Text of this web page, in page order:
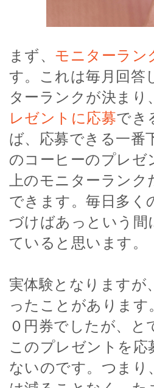
まず、 モニターラン
す。これは毎月回答
ターランクが決ま
レゼントに応募でき
ば、応募できる一番
のコーヒーのプレゼ
上のモニターラン
できます。毎日多く
づけばあっという間
ていると思います。
実体験となりますが
ったことがありま
０円券でしたが、
このプレゼントを
ないのです。つまり